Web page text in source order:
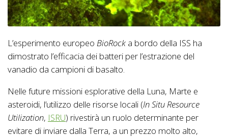
L’esperimento europeo BioRock a bordo della ISS ha
dimostrato l’efficacia dei batteri per l’estrazione del
vanadio da campioni di basalto.
Nelle future missioni esplorative della Luna, Marte e
asteroidi, l’utilizzo delle risorse locali (In Situ Resource
Utilization, ISRU) rivestirà un ruolo determinante per
evitare di inviare dalla Terra, a un prezzo molto alto,